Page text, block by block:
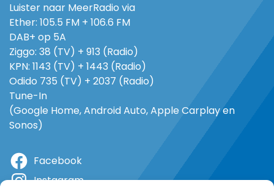
Luister naar MeerRadio via
Ether: 105.5 FM + 106.6 FM
DAB+ op 5A
Ziggo: 38 (TV) + 913 (Radio)
KPN: 1143 (TV) + 1443 (Radio)
Odido 735 (TV) + 2037 (Radio)
Tune-In
(Google Home, Android Auto, Apple Carplay en
Sonos)
Facebook
Instagram